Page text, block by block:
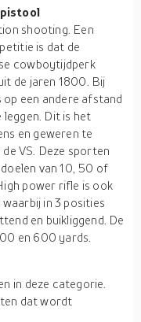
shooting. Een
is dat de
cowboytijdperk
de jaren 1800. Bij
op een andere afstand
Dit is het
en geweren te
VS. Deze sporten
van 10, 50 of
power rifle is ook
in 3 posities
en buikliggend. De
en 600 yards.
in deze categorie.
dat wordt